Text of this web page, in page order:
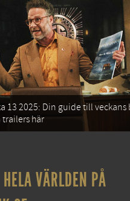
13 2025: Din guide till veckans
trailers här
VÄRLDEN PÅ